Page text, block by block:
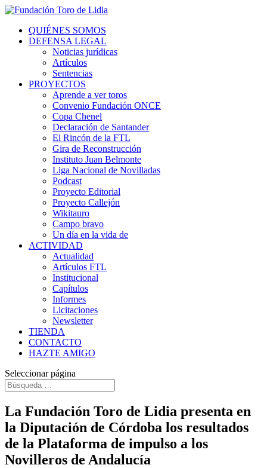
QUIÉNES SOMOS
DEFENSA LEGAL
Noticias jurídicas
Artículos
Sentencias
PROYECTOS
Aprende a ver toros
Convenio Fundación ONCE
Copa Chenel
Declaración de Santander
El Rincón de la FTL
Gira de Reconstrucción
Instituto Juan Belmonte
Liga Nacional de Novilladas
Podcast
Proyecto Editorial
Proyecto Callejón
Wikitauro
Campo bravo
Un día en la vida de
ACTIVIDAD
Actualidad
Artículos FTL
Institucional
Capítulos
Informes
Licitaciones
Newsletter
TIENDA
CONTACTO
HAZTE AMIGO
Seleccionar página
La Fundación Toro de Lidia presenta en
la Diputación de Córdoba los resultados
de la Plataforma de impulso a los
Novilleros de Andalucía